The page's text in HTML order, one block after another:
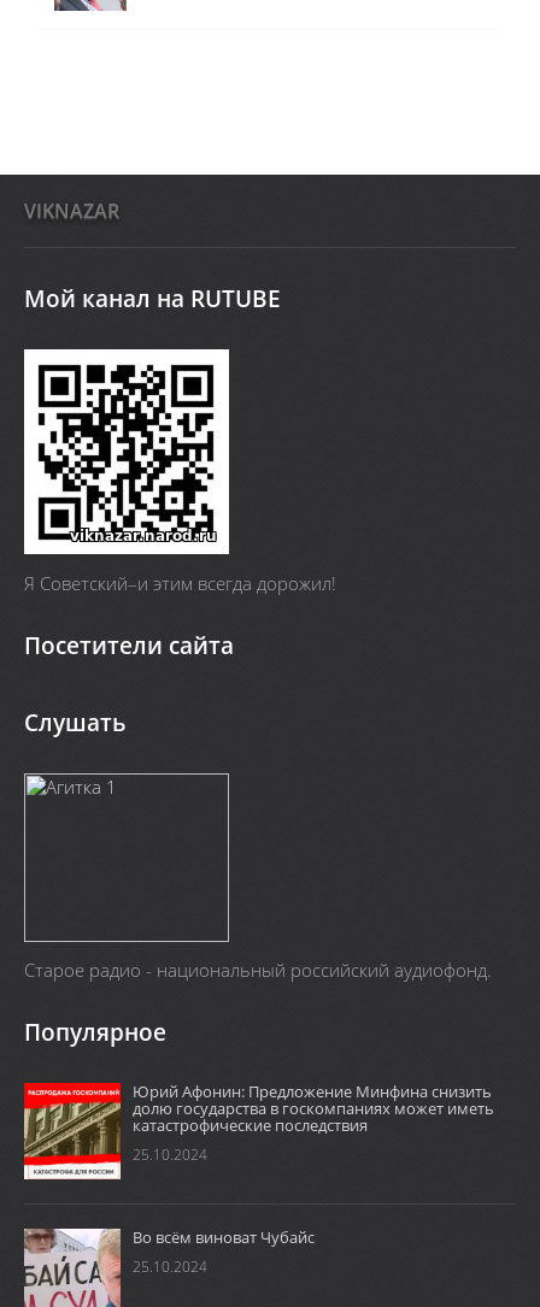
VIKNAZAR
Мой канал на RUTUBE
Я Cоветский–и этим всегда дорожил!
Посетители сайта
Слушать
Старое радио - национальный российский аудиофонд.
Популярное
Юрий Афонин: Предложение Минфина снизить
долю государства в госкомпаниях может иметь
катастрофические последствия
25.10.2024
Во всём виноват Чубайс
25.10.2024